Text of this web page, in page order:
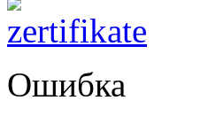
Ошибка